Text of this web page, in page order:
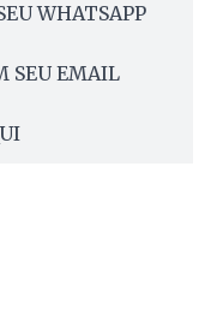
WHATSAPP
SEU EMAIL